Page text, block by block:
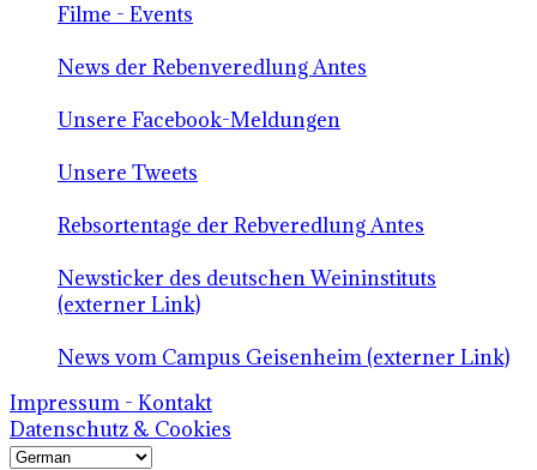
Filme - Events
News der Rebenveredlung Antes
Unsere Facebook-Meldungen
Unsere Tweets
Rebsortentage der Rebveredlung Antes
Newsticker des deutschen Weininstituts
(externer Link)
News vom Campus Geisenheim (externer Link)
Impressum - Kontakt
Datenschutz & Cookies